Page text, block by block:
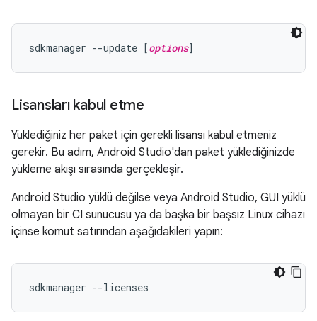
sdkmanager --update [options
Lisansları kabul etme
Yüklediğiniz her paket için gerekli lisansı kabul etmeniz
gerekir. Bu adım, Android Studio'dan paket yüklediğinizde
yükleme akışı sırasında gerçekleşir.
Android Studio yüklü değilse veya Android Studio, GUI yüklü
olmayan bir CI sunucusu ya da başka bir başsız Linux cihazı
içinse komut satırından aşağıdakileri yapın:
sdkmanager --licenses